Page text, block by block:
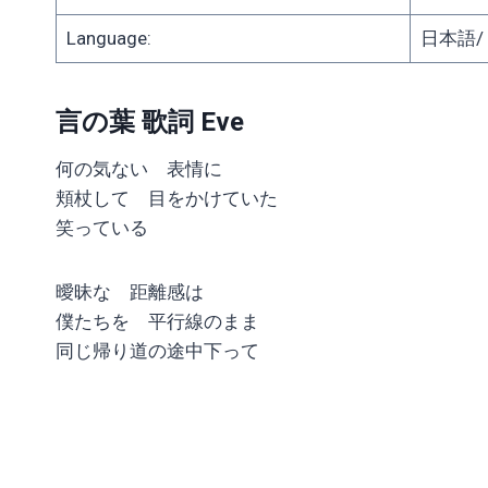
Language: 日本語/
言の葉 歌詞 Eve
何の気ない 表情に
頬杖して 目をかけていた
笑っている
曖昧な 距離感は
僕たちを 平行線のまま
同じ帰り道の途中下って